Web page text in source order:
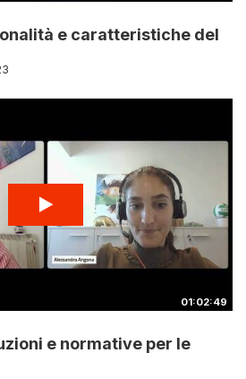
e caratteristiche del
01:02:49
e normative per le